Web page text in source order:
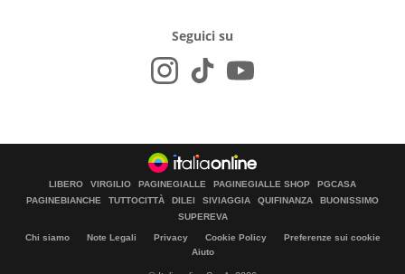
Seguici su
LIBERO VIRGILIO PAGINEGIALLE PAGINEGIALLE SHOP
PGCASA
PAGINEBIANCHE
TUTTOCITTÀ DILEI SIVIAGGIA QUIFINANZA
BUONISSIMO
SUPEREVA
Chi siamo Note Legali Privacy Cookie Policy
Preferenze sui cookie
Aiuto